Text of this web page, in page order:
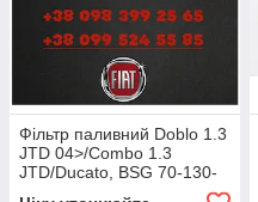
Фільтр паливний Doblo 1.3
JTD 04>/Combo 1.3
JTD/Ducato, BSG 70-130-